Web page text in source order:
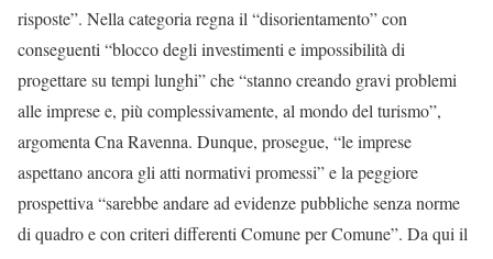
risposte”. Nella categoria regna il “disorientamento” con
conseguenti “blocco degli investimenti e impossibilità di
progettare su tempi lunghi” che “stanno creando gravi problemi
alle imprese e, più complessivamente, al mondo del turismo”,
argomenta Cna Ravenna. Dunque, prosegue, “le imprese
aspettano ancora gli atti normativi promessi” e la peggiore
prospettiva “sarebbe andare ad evidenze pubbliche senza norme
di quadro e con criteri differenti Comune per Comune”. Da qui il